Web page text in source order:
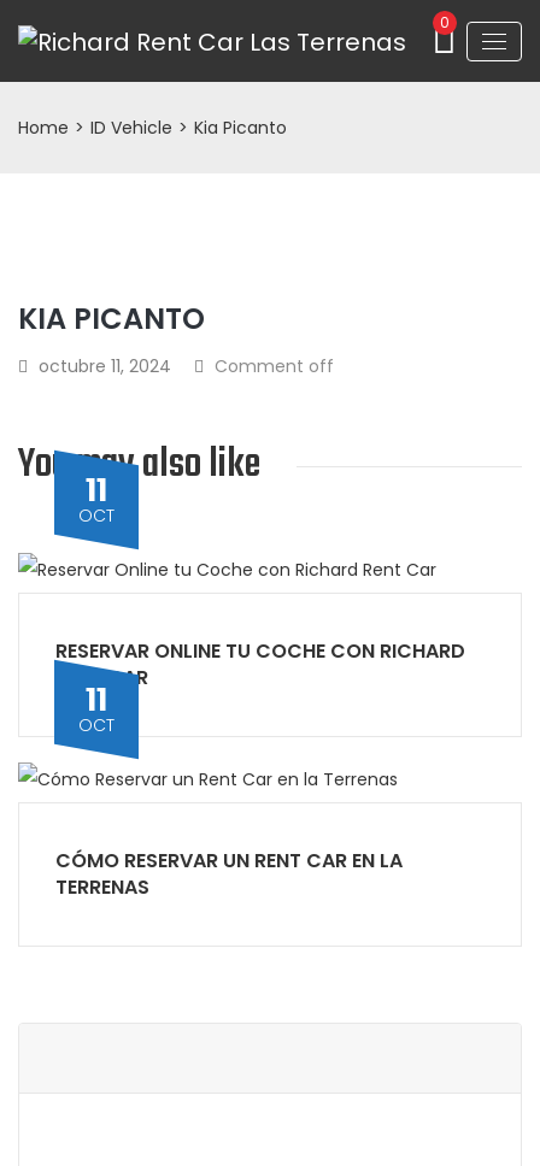
0
Home > ID Vehicle > Kia Picanto
KIA PICANTO
octubre 11, 2024 Comment off
You may also like
11
OCT
RESERVAR ONLINE TU COCHE CON RICHARD
RENT CAR
11
OCT
CÓMO RESERVAR UN RENT CAR EN LA
TERRENAS